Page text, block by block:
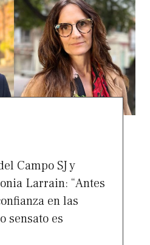
Campo SJ y
Larrain: “Antes
en las
sensato es